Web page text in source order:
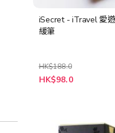
iSecret - iTravel 愛
緩筆
HK$188.0
特
殊
HK$98.0